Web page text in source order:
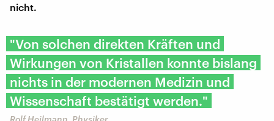
nicht.
"Von solchen direkten Kräften und
Wirkungen von Kristallen konnte bislang
nichts in der modernen Medizin und
Wissenschaft bestätigt werden."
Rolf Heilmann, Physiker